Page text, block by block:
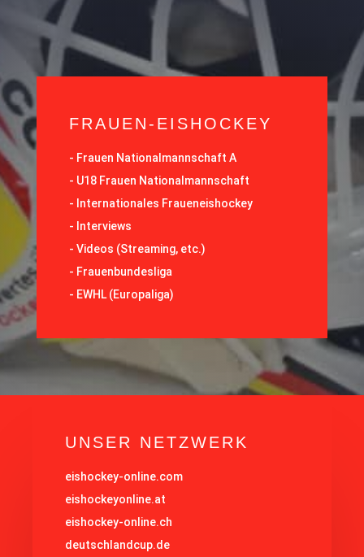
FRAUEN-EISHOCKEY
- Frauen Nationalmannschaft A
- U18 Frauen Nationalmannschaft
- Internationales Fraueneishockey
- Interviews
- Videos (Streaming, etc.)
- Frauenbundesliga
- EWHL (Europaliga)
UNSER NETZWERK
eishockey-online.com
eishockeyonline.at
eishockey-online.ch
deutschlandcup.de